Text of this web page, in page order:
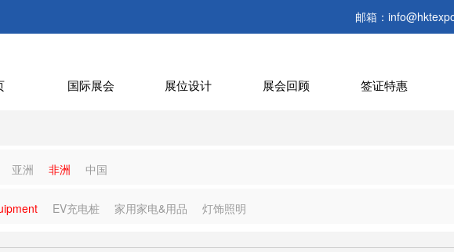
邮箱：
国际展会 展位设计 展会回顾 签证特惠
亚洲 非洲 中国
EV充电桩 家用家电&用品 灯饰照明